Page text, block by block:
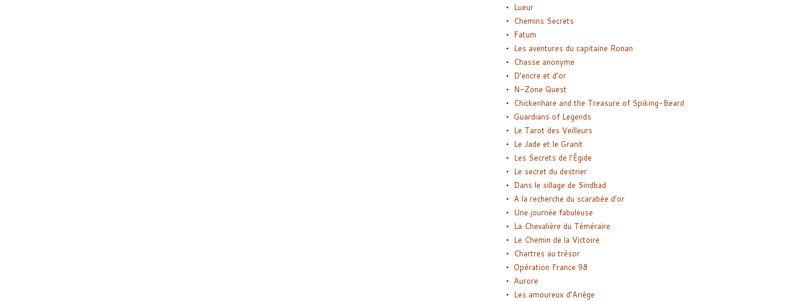
Lueur
Chemins Secrets
Fatum
Les aventures du capitaine Ronan
Chasse anonyme
D’encre et d’or
N-Zone Quest
Chickenhare and the Treasure of Spiking-Beard
Guardians of Legends
Le Tarot des Veilleurs
Le Jade et le Granit
Les Secrets de l’Égide
Le secret du destrier
Dans le sillage de Sindbad
A la recherche du scarabée d’or
Une journée fabuleuse
La Chevalière du Téméraire
Le Chemin de la Victoire
Chartres au trésor
Opération France 98
Aurore
Les amoureux d’Ariège